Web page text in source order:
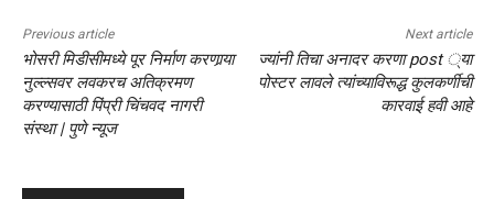
Previous article
भोसरी मिडीसीमध्ये पूर निर्माण करणार्‍या
नुल्ल्सवर लवकरच अतिक्रमण
करण्यासाठी पिंप्री चिंचवद नागरी
संस्था | पुणे न्यूज
Next article
ज्यांनी तिचा अनादर करणा post ्या
पोस्टर लावले त्यांच्याविरूद्ध कुलकर्णीची
कारवाई हवी आहे